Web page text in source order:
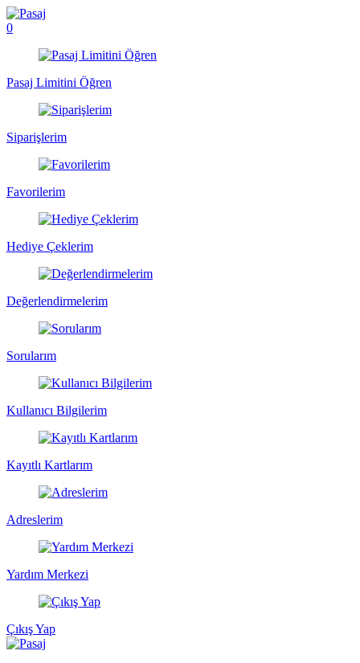
0
Pasaj Limitini Öğren
Siparişlerim
Favorilerim
Hediye Çeklerim
Değerlendirmelerim
Sorularım
Kullanıcı Bilgilerim
Kayıtlı Kartlarım
Adreslerim
Yardım Merkezi
Çıkış Yap